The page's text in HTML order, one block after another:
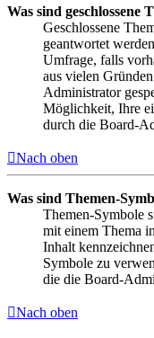
Was sind geschlossene
Geschlossene
geantwortet
Umfrage, falls
aus vielen
Administrator
Möglichkeit, Ihre
durch die Board-
Nach oben
Was sind Themen-
Themen-Symbole
mit einem Thema
Inhalt
Symbole zu
die die Board-
Nach oben